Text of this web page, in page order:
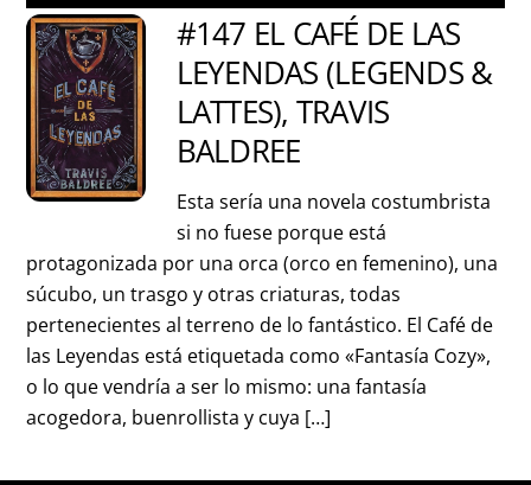
#147 EL CAFÉ DE LAS
LEYENDAS (LEGENDS &
LATTES), TRAVIS
BALDREE
Esta sería una novela costumbrista
si no fuese porque está
protagonizada por una orca (orco en femenino), una
súcubo, un trasgo y otras criaturas, todas
pertenecientes al terreno de lo fantástico. El Café de
las Leyendas está etiquetada como «Fantasía Cozy»,
o lo que vendría a ser lo mismo: una fantasía
acogedora, buenrollista y cuya […]